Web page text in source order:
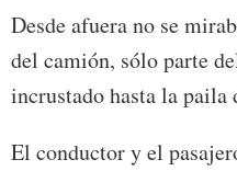
Desde afuera no se
del camión, sólo parte
incrustado hasta la
El conductor y el